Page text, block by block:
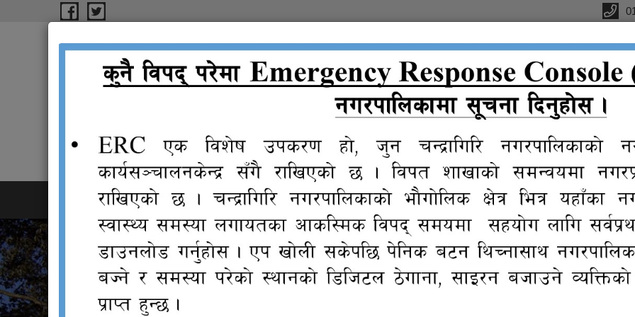
Skip to main content
चन्द्रागिरि नगरपालिका कार्यालय
rüflu/L gu/kflnsF ðFs‹ly
संगालो समिति जानकारी शुसासन सेवा
ताजा खबर
चन्द्रागिरि